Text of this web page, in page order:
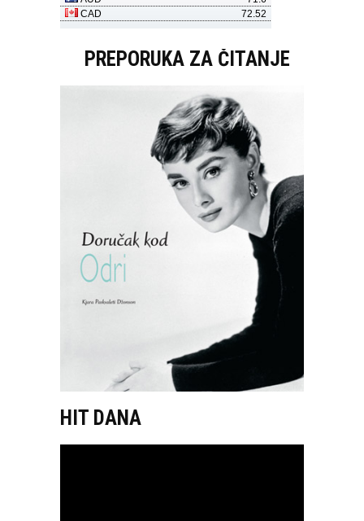
PREPORUKA ZA ČITANJE
HIT DANA